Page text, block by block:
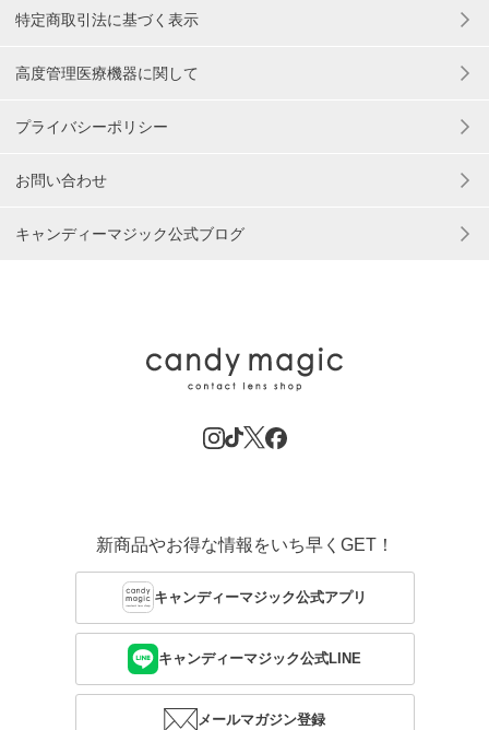
特定商取引法に基づく表示
高度管理医療機器に関して
プライバシーポリシー
お問い合わせ
キャンディーマジック公式ブログ
新商品やお得な情報をいち早くGET！
キャンディーマジック公式アプリ
キャンディーマジック公式LINE
メールマガジン登録